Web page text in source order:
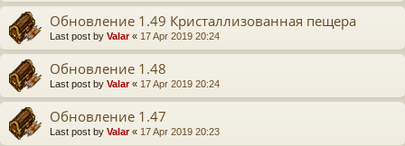
Обновление 1.49 Кристаллизованная пещера
Last post by Valar« 17 Apr 2019 20:24
Обновление 1.48
Last post by Valar« 17 Apr 2019 20:24
Обновление 1.47
Last post by Valar« 17 Apr 2019 20:23